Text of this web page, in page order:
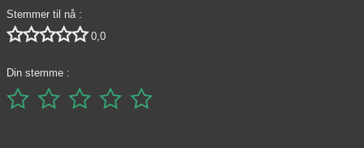
Stemmer til nå :
 0,0
Din stemme :
    